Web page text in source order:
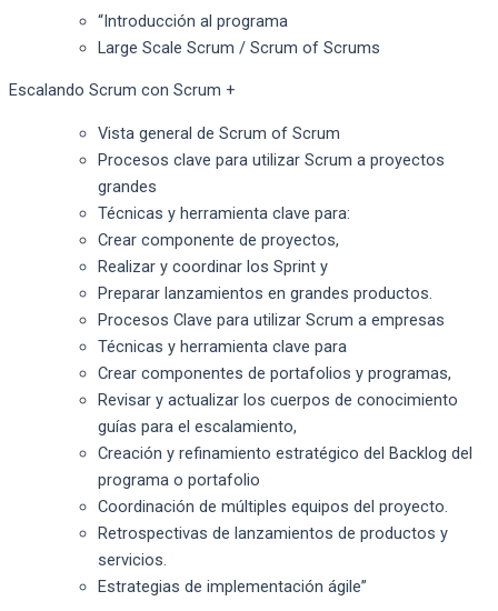
“Introducción al programa
Large Scale Scrum / Scrum of Scrums
Escalando Scrum con Scrum +
Vista general de Scrum of Scrum
Procesos clave para utilizar Scrum a proyectos
grandes
Técnicas y herramienta clave para:
Crear componente de proyectos,
Realizar y coordinar los Sprint y
Preparar lanzamientos en grandes productos.
Procesos Clave para utilizar Scrum a empresas
Técnicas y herramienta clave para
Crear componentes de portafolios y programas,
Revisar y actualizar los cuerpos de conocimiento
guías para el escalamiento,
Creación y refinamiento estratégico del Backlog del
programa o portafolio
Coordinación de múltiples equipos del proyecto.
Retrospectivas de lanzamientos de productos y
servicios.
Estrategias de implementación ágile”